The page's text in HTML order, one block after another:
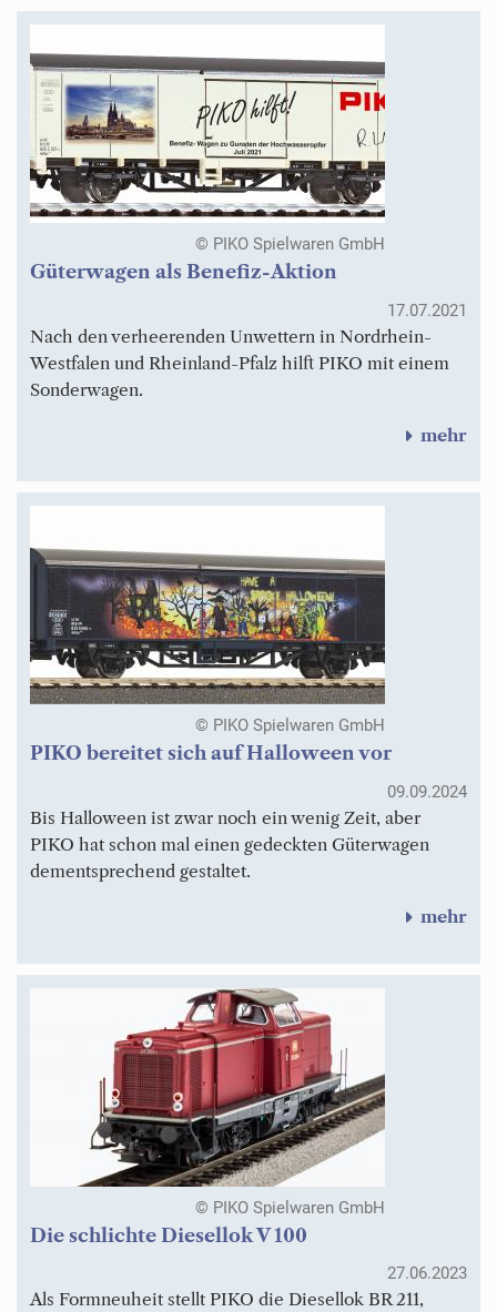
© PIKO Spielwaren GmbH
Güterwagen als Benefiz-Aktion
17.07.2021
Nach den verheerenden Unwettern in Nordrhein-
Westfalen und Rheinland-Pfalz hilft PIKO mit einem
Sonderwagen.
mehr
© PIKO Spielwaren GmbH
PIKO bereitet sich auf Halloween vor
09.09.2024
Bis Halloween ist zwar noch ein wenig Zeit, aber
PIKO hat schon mal einen gedeckten Güterwagen
dementsprechend gestaltet.
mehr
© PIKO Spielwaren GmbH
Die schlichte Diesellok V 100
27.06.2023
Als Formneuheit stellt PIKO die Diesellok BR 211,